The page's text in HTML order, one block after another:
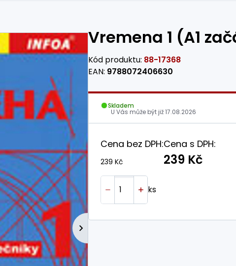
Vremena 1 (A1
Kód produktu: 88-17368
EAN: 9788072406630
Skladem
U Vás může být již17.08.2026
Cena bez DPH:
239 Kč
Cena s DPH:
239 Kč
ks